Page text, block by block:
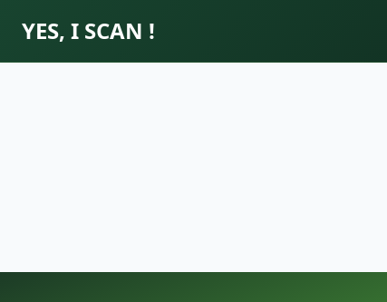
YES, I SCAN !